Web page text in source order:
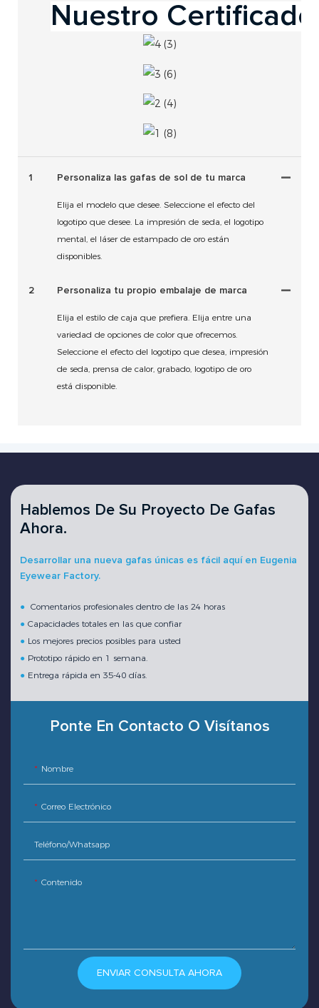
1 Personaliza las gafas de sol de tu marca
Elija el modelo que desee. Seleccione el efecto del
logotipo que desee. La impresión de seda, el logotipo
mental, el láser de estampado de oro están
disponibles.
2 Personaliza tu propio embalaje de marca
Elija el estilo de caja que prefiera. Elija entre una
variedad de opciones de color que ofrecemos.
Seleccione el efecto del logotipo que desea, impresión
de seda, prensa de calor, grabado, logotipo de oro
está disponible.
Hablemos De Su Proyecto De Gafas
Ahora.
Desarrollar una nueva gafas únicas es fácil aquí en Eugenia
Eyewear Factory.
● Comentarios profesionales dentro de las 24 horas
●Capacidades totales en las que confiar
● Los mejores precios posibles para usted
● Prototipo rápido en 1 semana.
● Entrega rápida en 35-40 días.
Ponte En Contacto O Visítanos
Nombre
Correo Electrónico
Teléfono/whatsapp
Contenido
ENVIAR CONSULTA AHORA